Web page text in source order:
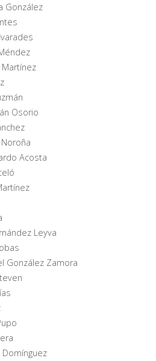
González
Osorio
Acosta
Leyva
González Zamora
Domínguez